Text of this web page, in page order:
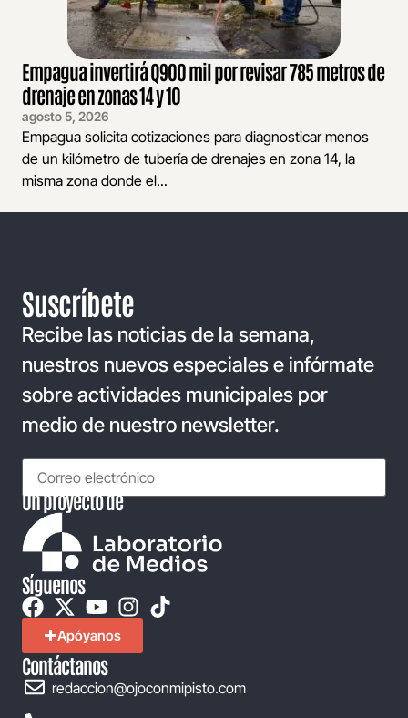
Empagua invertirá Q900 mil por revisar 785 metros de
drenaje en zonas 14 y 10
agosto 5, 2026
Empagua solicita cotizaciones para diagnosticar menos
de un kilómetro de tubería de drenajes en zona 14, la
misma zona donde el...
Suscríbete
Recibe las noticias de la semana,
nuestros nuevos especiales e infórmate
sobre actividades municipales por
medio de nuestro newsletter.
Un proyecto de
Síguenos
Apóyanos
Contáctanos
redaccion@ojoconmipisto.com